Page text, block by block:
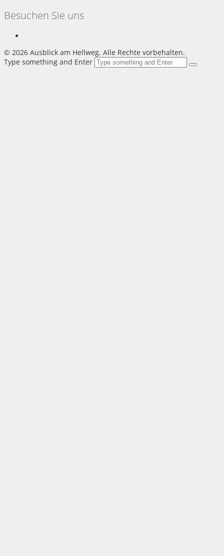
Besuchen Sie uns
© 2026 Ausblick am Hellweg. Alle Rechte vorbehalten.
Type something and Enter